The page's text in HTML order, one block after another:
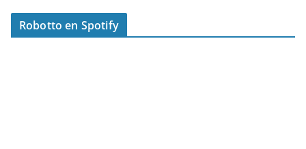
Robotto en Spotify